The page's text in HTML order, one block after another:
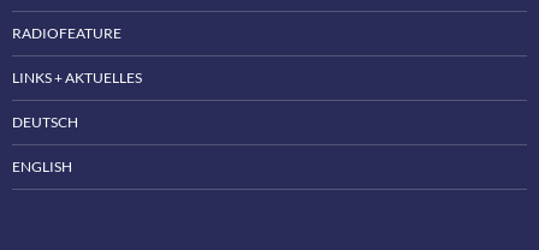
RADIOFEATURE
LINKS + AKTUELLES
DEUTSCH
ENGLISH